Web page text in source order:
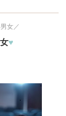
女／
♥